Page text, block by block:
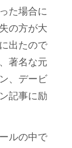
た場合に
の方が大
出たので
著名な元
、デービ
記事に励
ルの中で